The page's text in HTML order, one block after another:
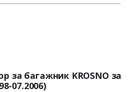
за багажник KROSNO за
07.2006)